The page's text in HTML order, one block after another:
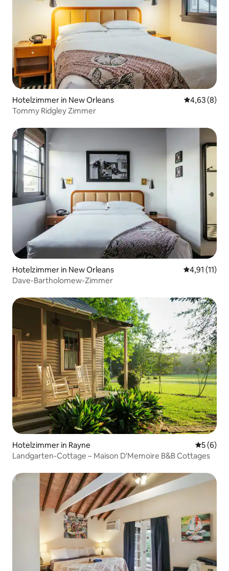
Hotelzimmer in New Orleans
4,63 (8)
Tommy Ridgley Zimmer
Hotelzimmer in New Orleans
4,91 (11)
Dave-Bartholomew-Zimmer
Hotelzimmer in Rayne
5 (6)
Landgarten-Cottage – Maison D'Memoire B&B Cottages